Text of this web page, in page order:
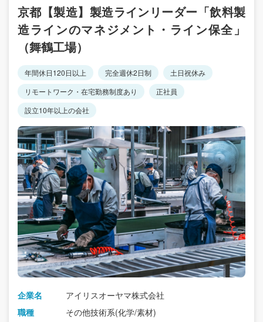
京都【製造】製造ラインリーダー「飲料製
造ラインのマネジメント・ライン保全」
（舞鶴工場）
年間休日120日以上 完全週休2日制
土日祝休み
リモートワーク・在宅勤務制度あり
正社員
設立10年以上の会社
企業名
アイリスオーヤマ株式会社
職種
その他技術系(化学/素材)